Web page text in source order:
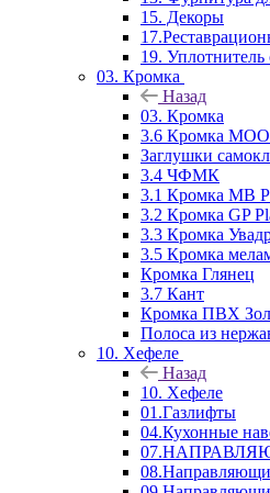
15. Декоры
19.
03. Кромка
Назад
03. Кромка
3.6 Кромка
Заглушки
3.4 ЧФМК
3.1 Кромка MB
3.2 Кромка GP
3.3 Кромка
3.5 Кромка
Кромка Глянец
3.7 Кант
Кромка ПВХ
Полоса из
10. Хефеле
Назад
10. Хефеле
01.Газлифты
04.Кухонные